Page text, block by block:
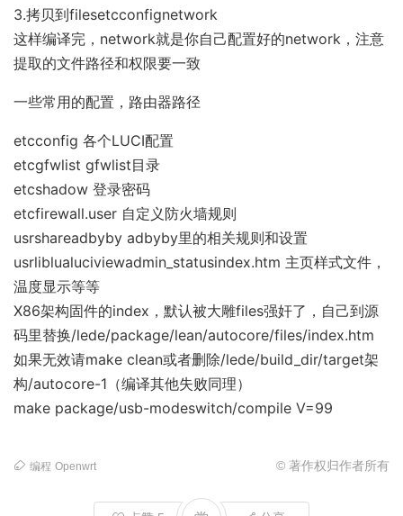
3.拷贝到filesetcconfignetwork
这样编译完，network就是你自己配置好的network，注意
提取的文件路径和权限要一致
一些常用的配置，路由器路径
etcconfig 各个LUCI配置
etcgfwlist gfwlist目录
etcshadow 登录密码
etcfirewall.user 自定义防火墙规则
usrshareadbyby adbyby里的相关规则和设置
usrliblualuciviewadmin_statusindex.htm 主页样式文件，
温度显示等等
X86架构固件的index，默认被大雕files强奸了，自己到源
码里替换/lede/package/lean/autocore/files/index.htm
如果无效请make clean或者删除/lede/build_dir/target架
构/autocore-1（编译其他失败同理）
make package/usb-modeswitch/compile V=99
编程 Openwrt © 著作权归作者所有